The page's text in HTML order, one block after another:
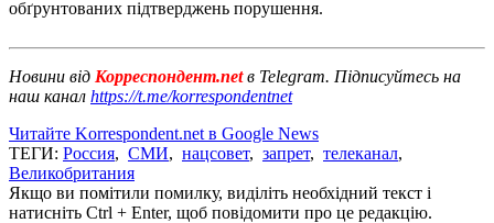
обґрунтованих підтверджень порушення.
Новини від Корреспондент.netв Telegram. Підписуйтесь на
наш канал https://t.me/korrespondentnet
Читайте Korrespondent.net в Google News
ТЕГИ: Россия, СМИ, нацсовет, запрет, телеканал,
Великобритания
Якщо ви помітили помилку, виділіть необхідний текст і
натисніть Ctrl + Enter, щоб повідомити про це редакцію.